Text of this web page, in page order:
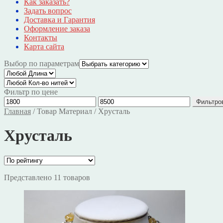
Как заказать?
Задать вопрос
Доставка и Гарантия
Оформление заказа
Контакты
Карта сайта
Выбор по параметрам
Фильтр по цене
Главная /Товар Материал / Хрусталь
Хрусталь
Представлено 11 товаров